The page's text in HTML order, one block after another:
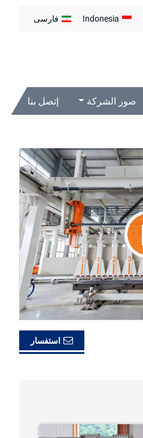
Indonesia فارسی
صور الشركة إتصل بنا
استفسار